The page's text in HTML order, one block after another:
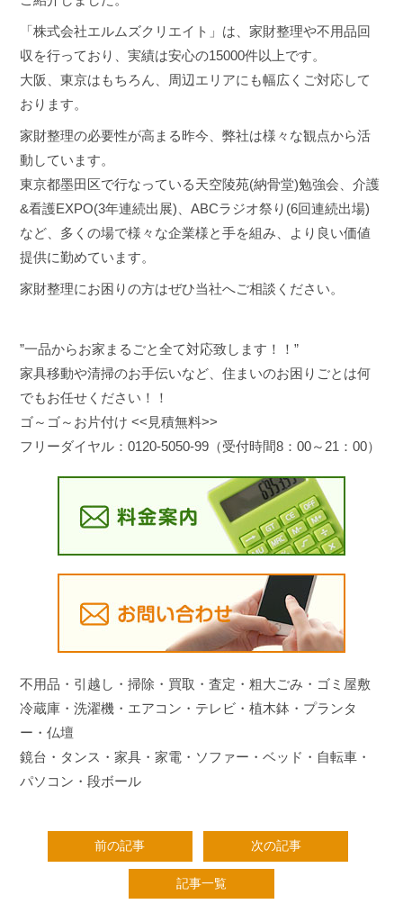
「株式会社エルムズクリエイト」は、家財整理や不用品回
収を行っており、実績は安心の15000件以上です。
大阪、東京はもちろん、周辺エリアにも幅広くご対応して
おります。
家財整理の必要性が高まる昨今、弊社は様々な観点から活
動しています。
東京都墨田区で行なっている天空陵苑(納骨堂)勉強会、介護
&看護EXPO(3年連続出展)、ABCラジオ祭り(6回連続出場)
など、多くの場で様々な企業様と手を組み、より良い価値
提供に勤めています。
家財整理にお困りの方はぜひ当社へご相談ください。
”一品からお家まるごと全て対応致します！！”
家具移動や清掃のお手伝いなど、住まいのお困りごとは何
でもお任せください！！
ゴ～ゴ～お片付け <<見積無料>>
フリーダイヤル：0120-5050-99（受付時間8：00～21：00）
不用品・引越し・掃除・買取・査定・粗大ごみ・ゴミ屋敷
冷蔵庫・洗濯機・エアコン・テレビ・植木鉢・プランタ
ー・仏壇
鏡台・タンス・家具・家電・ソファー・ベッド・自転車・
パソコン・段ボール
前の記事 次の記事
記事一覧